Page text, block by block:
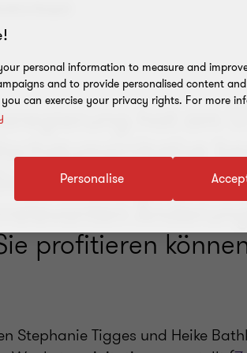
hat am
hier, von welchen
profitieren
Stephanie Tigges und Heike
personal information to measure and
and to provide personalised content
can exercise your privacy rights. For more
Personalise